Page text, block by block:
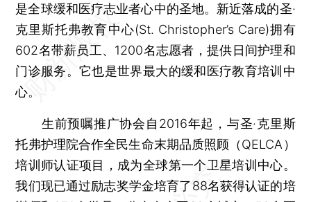
是全球缓和医疗志业者心中的圣地。新近落成的圣·
克里斯托弗教育中心(St. Christopher’s Care)拥有
602名带薪员工、1200名志愿者，提供日间护理和
门诊服务。它也是世界最大的缓和医疗教育培训中
心。
生前预嘱推广协会自2016年起，与圣·克里斯
托弗护理院合作全民生命末期品质照顾（QELCA）
培训师认证项目，成为全球第一个卫星培训中心。
我们现已通过励志奖学金培育了88名获得认证的培